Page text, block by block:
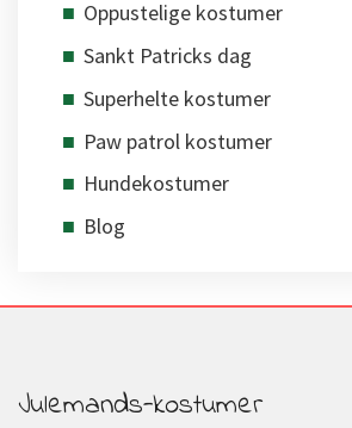
Oppustelige kostumer
Sankt Patricks dag
Superhelte kostumer
Paw patrol kostumer
Hundekostumer
Blog
Julemands-kostumer